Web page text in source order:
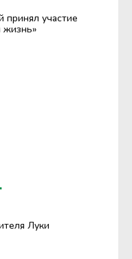
принял участие
жизнь»
Луки